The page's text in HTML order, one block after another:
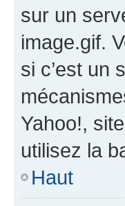
sur un
image.gif.
si c’est un
Yahoo!,
utilisez la
Haut